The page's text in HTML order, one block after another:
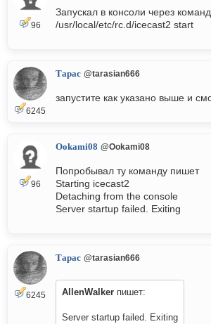
96
Запускал в консоли через
/usr/local/etc/rc.d/icecast2 start
6245
Тарас @tarasian666
запустите как указано выше и
96
Ookami08 @Ookami08
Попробывал ту команду пишет
Starting icecast2
Detaching from the console
Server startup failed. Exiting
6245
Тарас @tarasian666
AllenWalker пишет:
Server startup failed. Exiting